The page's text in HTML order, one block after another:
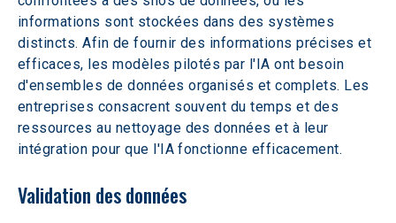
informations sont stockées dans des systèmes
distincts. Afin de fournir des informations précises et
efficaces, les modèles pilotés par l'IA ont besoin
d'ensembles de données organisés et complets. Les
entreprises consacrent souvent du temps et des
ressources au nettoyage des données et à leur
intégration pour que l'IA fonctionne efficacement.
Validation des données